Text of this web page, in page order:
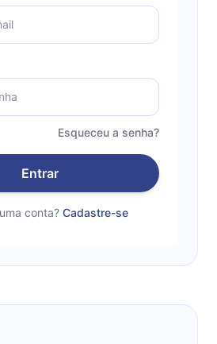
Esqueceu a senha?
Entrar
conta? Cadastre-se